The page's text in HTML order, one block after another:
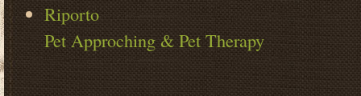
Riporto
Pet Approching & Pet Therapy